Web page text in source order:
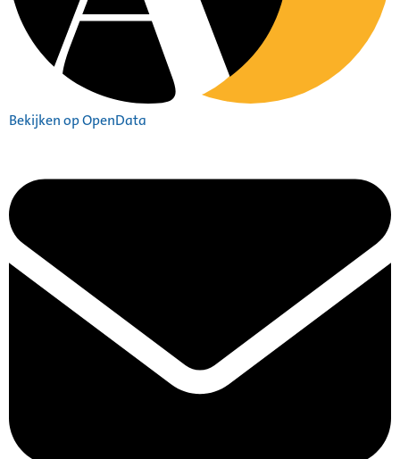
Bekijken op OpenData